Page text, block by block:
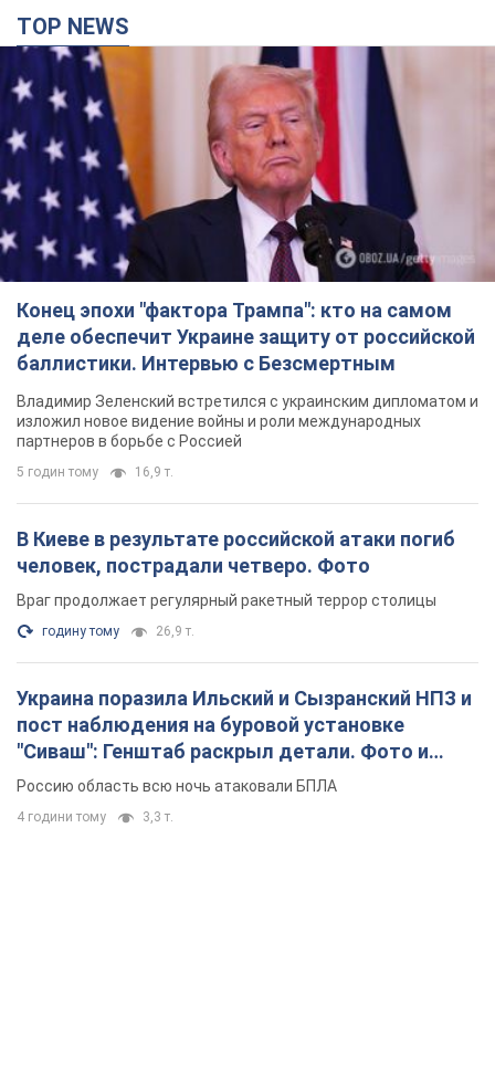
TOP NEWS
Конец эпохи "фактора Трампа": кто на самом
деле обеспечит Украине защиту от российской
баллистики. Интервью с Безсмертным
Владимир Зеленский встретился с украинским дипломатом и
изложил новое видение войны и роли международных
партнеров в борьбе с Россией
5 годин тому 16,9 т.
В Киеве в результате российской атаки погиб
человек, пострадали четверо. Фото
Враг продолжает регулярный ракетный террор столицы
годину тому 26,9 т.
Украина поразила Ильский и Сызранский НПЗ и
пост наблюдения на буровой установке
"Сиваш": Генштаб раскрыл детали. Фото и
видео
Россию область всю ночь атаковали БПЛА
4 години тому 3,3 т.